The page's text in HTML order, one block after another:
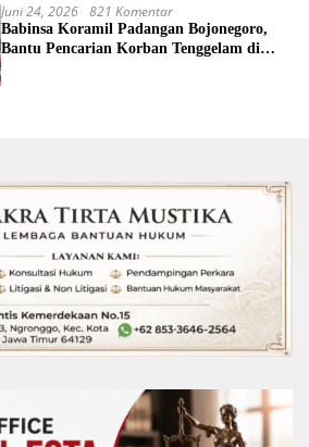
Juni 24, 2026 821 Komentar
Babinsa Koramil Padangan Bojonegoro,
Bantu Pencarian Korban Tenggelam di